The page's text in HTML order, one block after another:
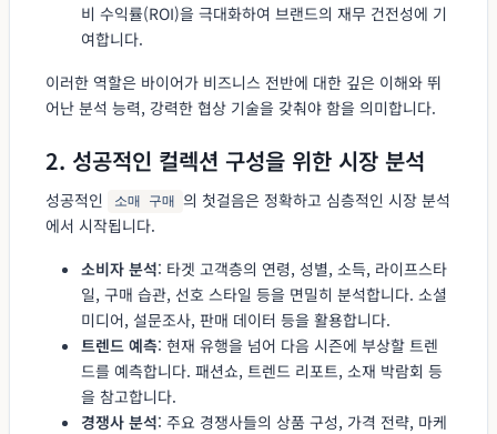
비 수익률(ROI)을 극대화하여 브랜드의 재무 건전성에 기
여합니다.
이러한 역할은 바이어가 비즈니스 전반에 대한 깊은 이해와 뛰
어난 분석 능력, 강력한 협상 기술을 갖춰야 함을 의미합니다.
2. 성공적인 컬렉션 구성을 위한 시장 분석
성공적인 소매 구매
의 첫걸음은 정확하고 심층적인 시장 분석
에서 시작됩니다.
소비자 분석: 타겟 고객층의 연령, 성별, 소득, 라이프스타
일, 구매 습관, 선호 스타일 등을 면밀히 분석합니다. 소셜
미디어, 설문조사, 판매 데이터 등을 활용합니다.
트렌드 예측: 현재 유행을 넘어 다음 시즌에 부상할 트렌
드를 예측합니다. 패션쇼, 트렌드 리포트, 소재 박람회 등
을 참고합니다.
경쟁사 분석: 주요 경쟁사들의 상품 구성, 가격 전략, 마케